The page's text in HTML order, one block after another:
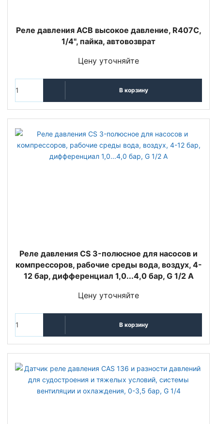
Реле давления ACB высокое давление, R407C,
1/4", пайка, автовозврат
Цену уточняйте
В корзину
Реле давления CS 3-полюсное для насосов и
компрессоров, рабочие среды вода, воздух, 4-
12 бар, дифференциал 1,0...4,0 бар, G 1/2 A
Цену уточняйте
В корзину